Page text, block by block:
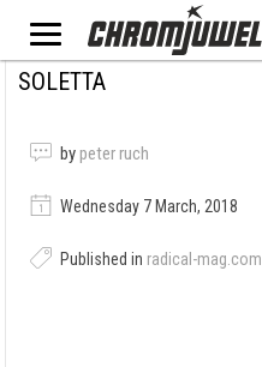
SOLETTA
by peter ruch
Wednesday 7 March, 2018
Published in radical-mag.com